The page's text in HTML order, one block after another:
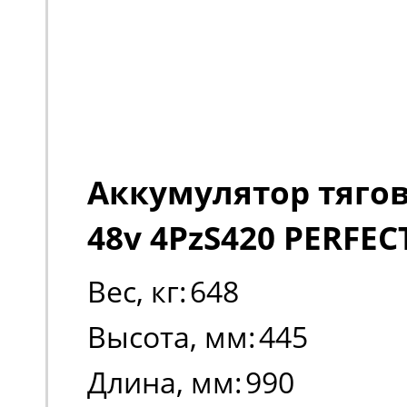
Аккумулятор
48v 4PzS420
Вес, кг:648
Высота, мм:445
Длина, мм:990